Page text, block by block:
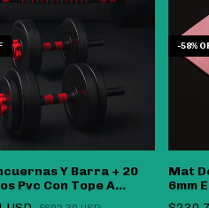
Y Barra + 20
Pvc Con Tope A
Conversor -
-58%
Mat
6mm
Bsfit